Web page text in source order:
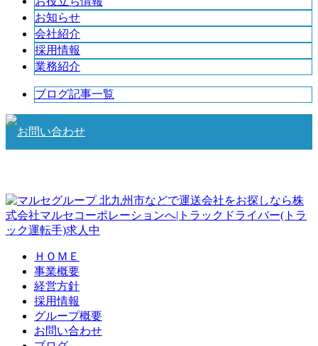
お知らせ
会社紹介
採用情報
業務紹介
ブログ記事一覧
北九州市などで運送会社をお探しなら株
式会社マルセコーポレーションへ|トラックドライバー(トラ
ック運転手)求人中
ＨＯＭＥ
事業概要
経営方針
採用情報
グループ概要
お問い合わせ